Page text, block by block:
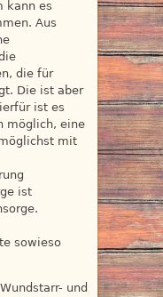
kann es
Aus
die für
Die ist aber
ist es
möglich, eine
mit
ist
sowieso
und